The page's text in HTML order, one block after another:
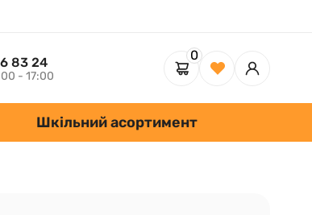
83 24
- 17:00
0
Шкільний асортимент